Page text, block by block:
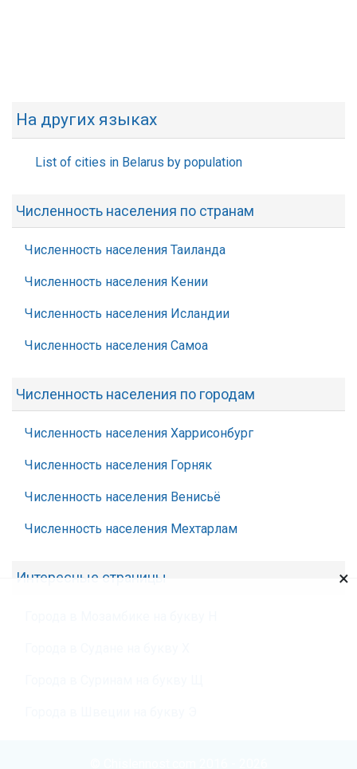
На других языках
List of cities in Belarus by population
Численность населения по странам
Численность населения Таиланда
Численность населения Кении
Численность населения Исландии
Численность населения Самоа
Численность населения по городам
Численность населения Харрисонбург
Численность населения Горняк
Численность населения Венисьё
Численность населения Мехтарлам
Интересные страницы ×